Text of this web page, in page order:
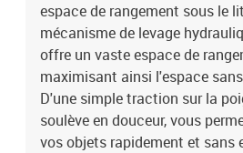
espace de rangement sous le
mécanisme de levage
offre un vaste espace de
maximisant ainsi l'espace
D'une simple traction sur la
soulève en douceur, vous
vos objets rapidement et sans